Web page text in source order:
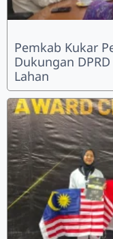
Pemkab Kukar
Dukungan
Lahan